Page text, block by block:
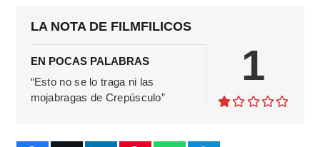
LA NOTA DE FILMFILICOS
EN POCAS PALABRAS
“Esto no se lo traga ni las
mojabragas de Crepúsculo”
1